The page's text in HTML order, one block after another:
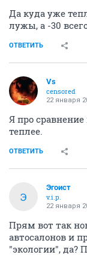
Да куда уже
лужы, а -30
ОТВЕТИТЬ
Vs
censored
22 января
Я про
теплее.
ОТВЕТИТЬ
Э
Эгоист
v.i.p.
22 января
Прям вот так
автосалонов и
"экологии", да?